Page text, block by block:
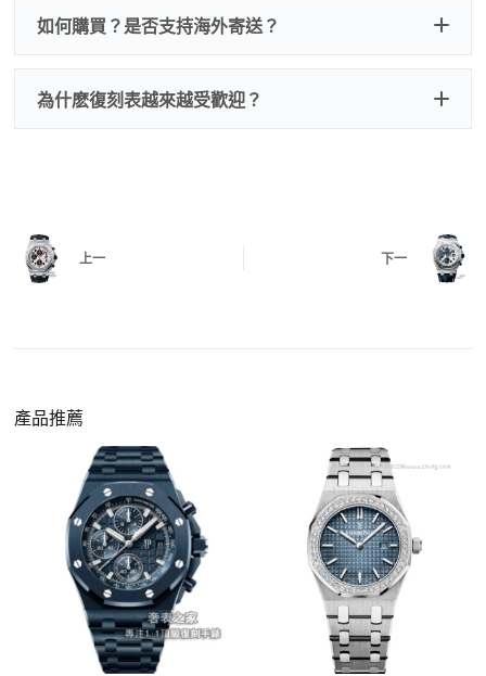
度、錶帶等部位是否完好無瑕、貼合緊密。
是否有異音，再根據款式進行上弦與功能測試。
給您確認，確定沒有問題後才會安排出貨。
如是鋼帶手錶會贈送拆錶帶工具。
注：部分原裝盒子需要加錢購買，價格也不貴。
交易方式
如何購買？是否支持海外寄送？
請先透過網站上的聯繫方式與我們取得聯繫，將您感
們會先幫您確認版本與實際價格。
二、確認款式與價格
客服會與您確認品牌、尺寸、顏色、配件等細節，如
有現貨會直接幫您預留；若需要排單，我們也會事先
說明大約出貨時間。
三、安排付款方式
您可以選擇先付少量訂金預留貨品，餘款在出貨
為什麽復刻表越來越受歡迎？
：以原裝價格的十分之一即可享受相
同外觀與佩戴質感。
合日常通勤與旅行佩戴。
上一 下一
產品推薦